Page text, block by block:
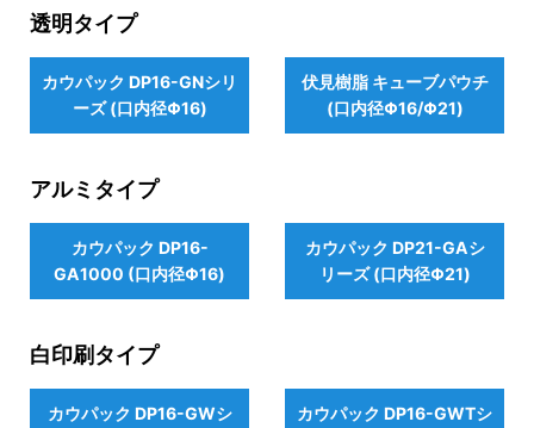
透明タイプ
カウパック DP16-GNシリ
ーズ (口内径Φ16)
伏見樹脂 キューブパウチ
(口内径Φ16/Φ21)
アルミタイプ
カウパック DP16-
GA1000 (口内径Φ16)
カウパック DP21-GAシ
リーズ (口内径Φ21)
白印刷タイプ
カウパック DP16-GWシ
カウパック DP16-GWTシ